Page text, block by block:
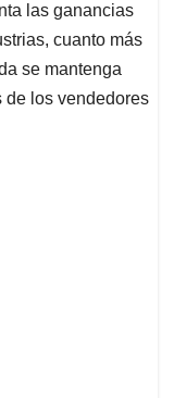
las ganancias
cuanto más
se mantenga
de los vendedores